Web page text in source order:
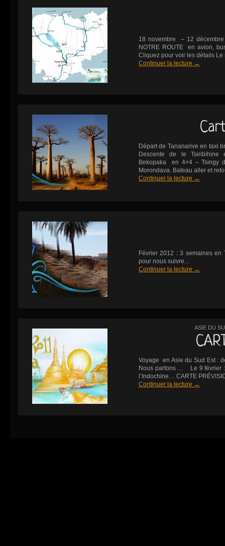
18 novembre – 12
NOTRE ROUTE en avion,
Cliquez pour voir les détails
Continuer la lecture →
Départ de Tananarive en taxi
Descente de le
Bekopaka en 4×4 – Tsingy
Morondava. Bateau aller et
Continuer la lecture →
Février 2012 : 3 semaines
pour nous suivre…
Continuer la lecture →
ASIE DU
Voyage en Asie du Sud Est :
Nous partons … Le 9 février :
l’Indochine… CARTE
Continuer la lecture →